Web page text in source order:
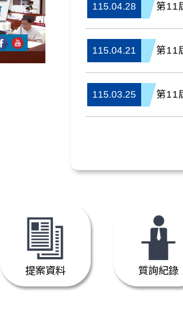
115.04.28 第11
115.04.21 第11
115.03.25 第11
提案資料 質詢紀錄